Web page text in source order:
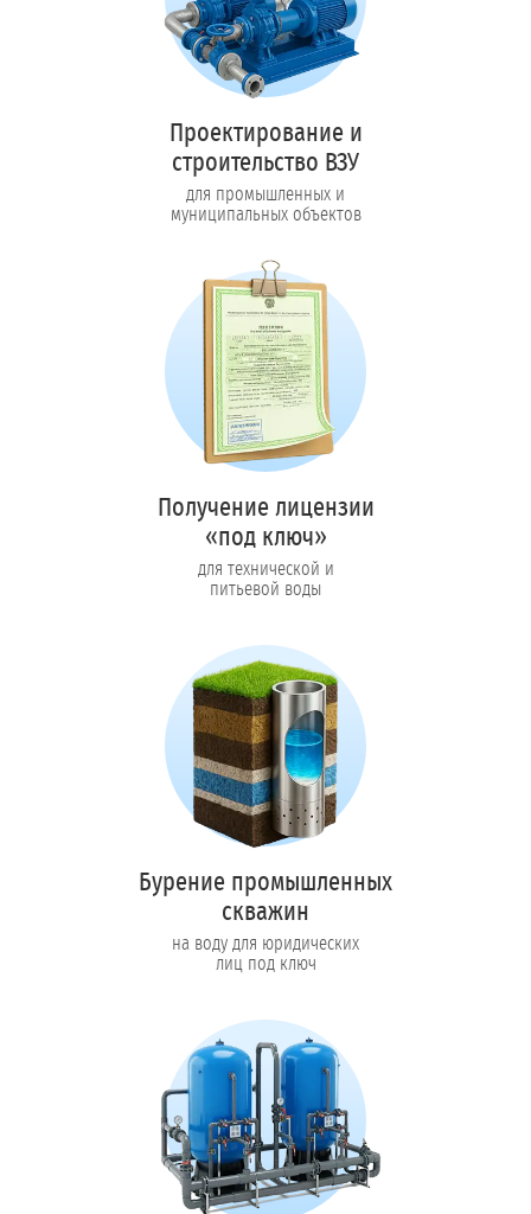
Проектирование и
строительство ВЗУ
для промышленных и
муниципальных объектов
Получение лицензии
«под ключ»
для технической и
питьевой воды
Бурение промышленных
скважин
на воду для юридических
лиц под ключ